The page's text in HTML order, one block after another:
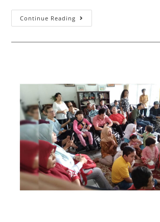
Continue Reading